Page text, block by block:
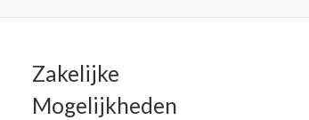
Zakelijke
Mogelijkheden